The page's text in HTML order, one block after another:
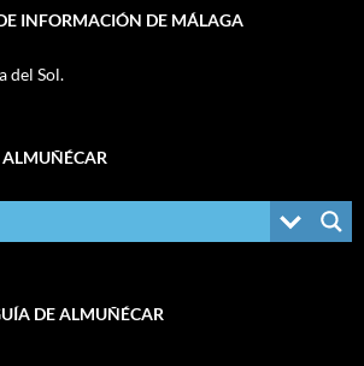
INFORMACIÓN DE MÁLAGA
del Sol.
ALMUÑÉCAR
DE ALMUÑÉCAR